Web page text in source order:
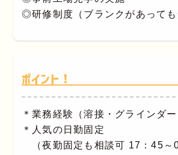
◎研修制度（ブランクがあっても
ポイント！
＊業務経験（溶接・グラインダ
＊人気の日勤固定
（夜勤固定も相談可 17：45～